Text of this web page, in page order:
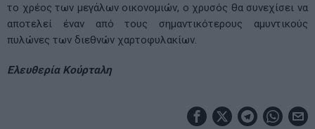
το χρέος των μεγάλων οικονομιών, ο χρυσός θα συνεχίσει να
αποτελεί έναν από τους σημαντικότερους αμυντικούς
πυλώνες των διεθνών χαρτοφυλακίων.
Ελευθερία Κούρταλη